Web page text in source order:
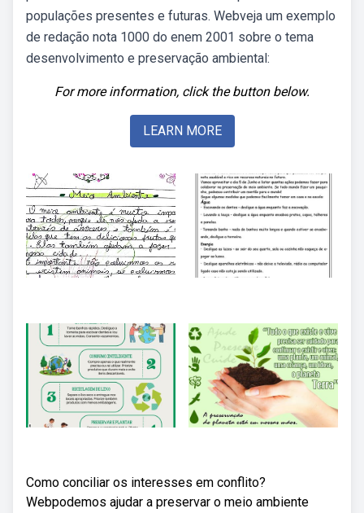
populações presentes e futuras. Webveja um exemplo
de redação nota 1000 do enem 2001 sobre o tema
desenvolvimento e preservação ambiental:
For more information, click the button below.
LEARN MORE
Como conciliar os interesses em conflito?
Webpodemos ajudar a preservar o meio ambiente